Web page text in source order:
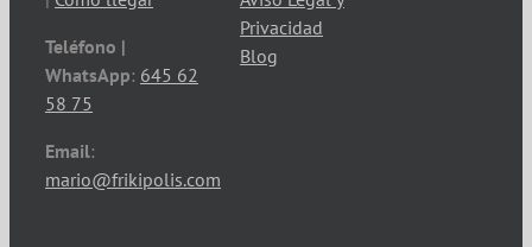
Teléfono |
WhatsApp: 645 62
58 75
Email:
mario@frikipolis.com
Privacidad
Blog